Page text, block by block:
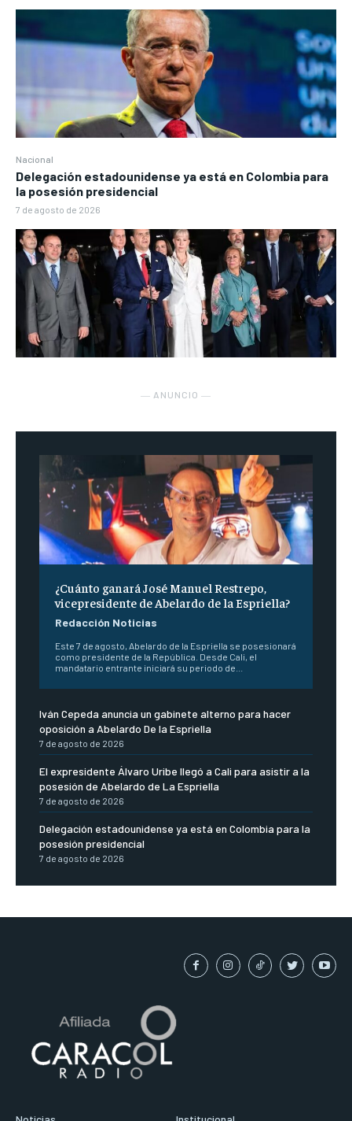
Nacional
Delegación estadounidense ya está en Colombia para
la posesión presidencial
7 de agosto de 2026
― ANUNCIO ―
¿Cuánto ganará José Manuel Restrepo,
vicepresidente de Abelardo de la Espriella?
Redacción Noticias
Este 7 de agosto, Abelardo de la Espriella se posesionará
como presidente de la República. Desde Cali, el
mandatario entrante iniciará su periodo de...
Iván Cepeda anuncia un gabinete alterno para hacer
oposición a Abelardo De la Espriella
7 de agosto de 2026
El expresidente Álvaro Uribe llegó a Cali para asistir a la
posesión de Abelardo de La Espriella
7 de agosto de 2026
Delegación estadounidense ya está en Colombia para la
posesión presidencial
7 de agosto de 2026